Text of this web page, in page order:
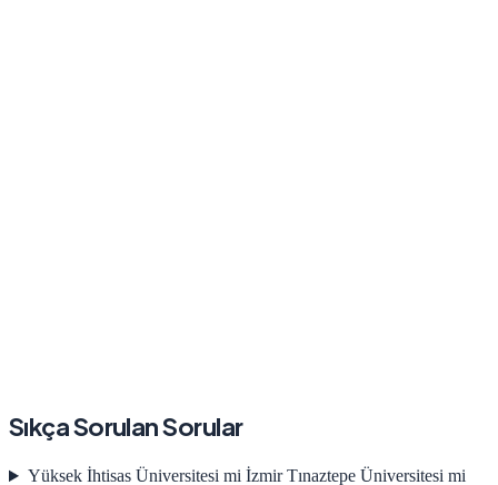
Sıkça Sorulan Sorular
Yüksek İhtisas Üniversitesi mi İzmir Tınaztepe Üniversitesi mi